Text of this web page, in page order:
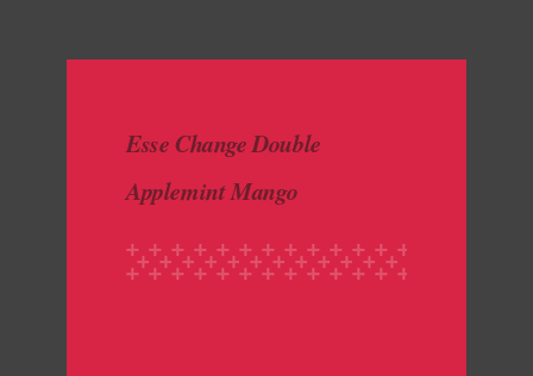
Esse Change Double
Applemint Mango